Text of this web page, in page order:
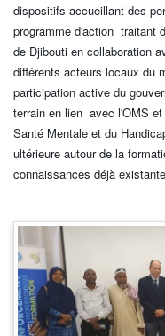
dispositifs accueillant des
programme d'action traitant
de Djibouti en collaboration
différents acteurs locaux du
participation active du
terrain en lien avec l'OMS
Santé Mentale et du
ultérieure autour de la
connaissances déjà